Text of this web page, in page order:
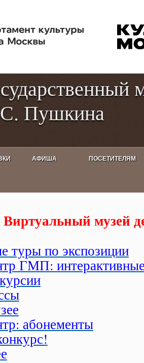
Пушкина
АФИША ПОСЕТИТЕЛЯМ
музей детям
Виртуальный музей
туры по экспозиции
ГМП:
абонементы